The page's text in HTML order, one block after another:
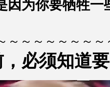
因为你要牺牲一
～～～～～～～～
必须知道